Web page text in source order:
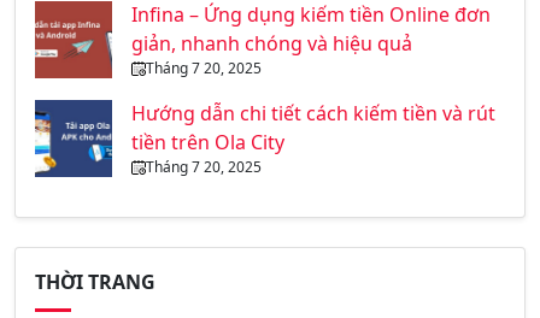
Infina – Ứng dụng kiếm tiền Online đơn
giản, nhanh chóng và hiệu quả
Tháng 7 20, 2025
Hướng dẫn chi tiết cách kiếm tiền và rút
tiền trên Ola City
Tháng 7 20, 2025
THỜI TRANG